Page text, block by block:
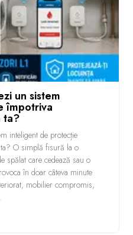
un sistem
împotriva
ta?
inteligent de protecție
O simplă fisură la o
spălat care cedează sau o
în doar câteva minute
mobilier compromis,